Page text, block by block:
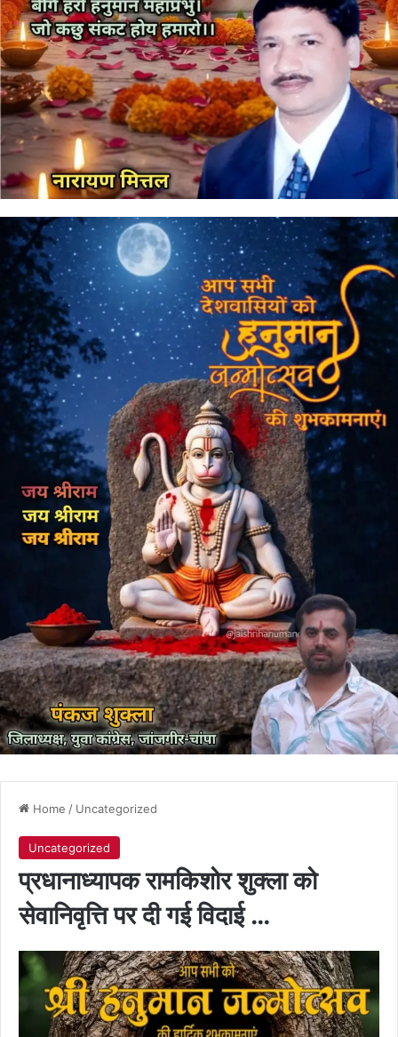
Home / Uncategorized
Uncategorized
प्रधानाध्यापक रामकिशोर शुक्ला को
सेवानिवृत्ति पर दी गई विदाई …